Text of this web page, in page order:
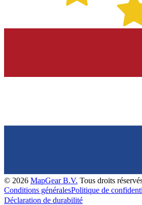
© 2026 MapGear B.V. Tous droits
Conditions généralesPolitique de
Déclaration de durabilité